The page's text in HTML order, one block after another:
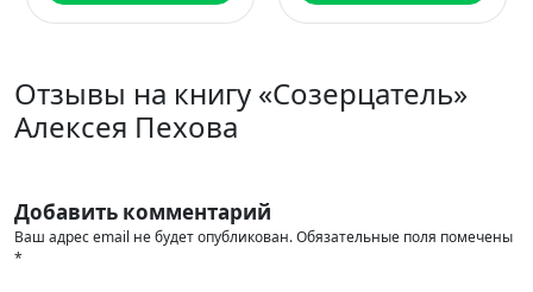
Отзывы на книгу «Созерцатель»
Алексея Пехова
Добавить комментарий
Ваш адрес email не будет опубликован.Обязательные поля помечены
*